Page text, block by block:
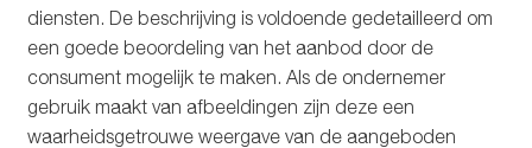
diensten. De beschrijving is voldoende gedetailleerd om
een goede beoordeling van het aanbod door de
consument mogelijk te maken. Als de ondernemer
gebruik maakt van afbeeldingen zijn deze een
waarheidsgetrouwe weergave van de aangeboden